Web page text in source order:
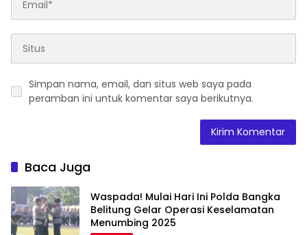
Simpan nama, email, dan situs web saya pada
peramban ini untuk komentar saya berikutnya.
Baca Juga
Waspada! Mulai Hari Ini Polda Bangka
Belitung Gelar Operasi Keselamatan
Menumbing 2025